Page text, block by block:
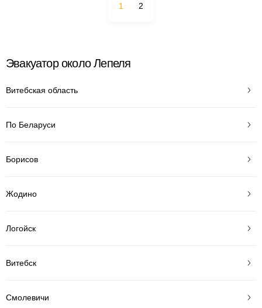
1 2
Эвакуатор около Лепеля
Витебская область
По Беларуси
Борисов
Жодино
Логойск
Витебск
Смолевичи